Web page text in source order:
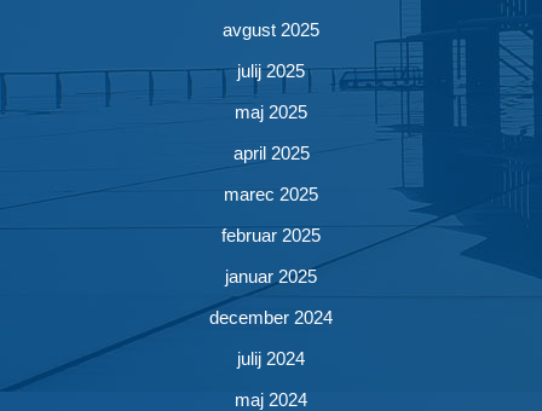
avgust 2025
julij 2025
maj 2025
april 2025
marec 2025
februar 2025
januar 2025
december 2024
julij 2024
maj 2024